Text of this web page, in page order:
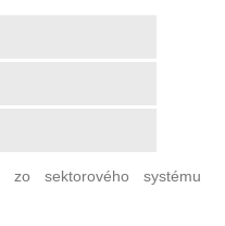
zo sektorového systému